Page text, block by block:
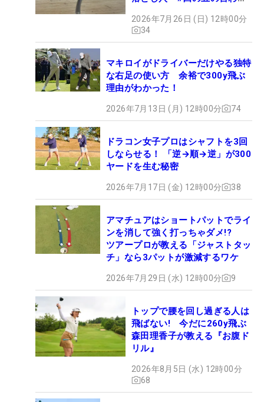
2026年7月26日 (日) 12時00分
34
マキロイがドライバーだけやる独特
な右足の使い方 余裕で300y飛ぶ
理由がわかった！
2026年7月13日 (月) 12時00分 74
ドラコン女子プロはシャフトを3回
しならせる！ 「逆→順→逆」が300
ヤードを生む秘密
2026年7月17日 (金) 12時00分 38
アマチュアはショートパットでライ
ンを消して強く打っちゃダメ!?
ツアープロが教える「ジャストタッ
チ」なら3パットが激減するワケ
2026年7月29日 (水) 12時00分 9
トップで腰を回し過ぎる人は
飛ばない! 今だに260y飛ぶ
森田理香子が教える『お腹ド
リル』
2026年8月5日 (水) 12時00分
68